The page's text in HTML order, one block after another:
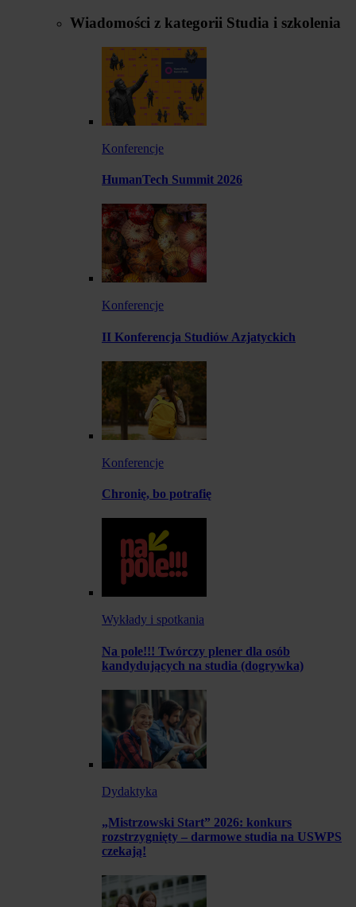
Wiadomości z kategorii Studia i szkolenia
Konferencje
HumanTech Summit 2026
Konferencje
II Konferencja Studiów Azjatyckich
Konferencje
Chronię, bo potrafię
Wykłady i spotkania
Na pole!!! Twórczy plener dla osób
kandydujących na studia (dogrywka)
Dydaktyka
„Mistrzowski Start” 2026: konkurs
rozstrzygnięty – darmowe studia na USWPS
czekają!